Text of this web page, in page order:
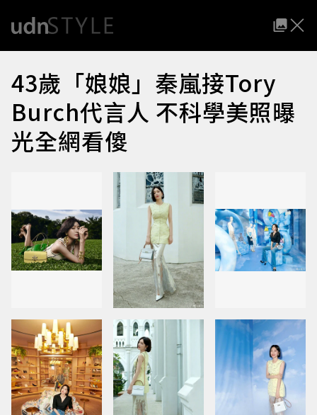
43歲「娘娘」秦嵐接Tory
Burch代言人 不科學美照曝
光全網看傻